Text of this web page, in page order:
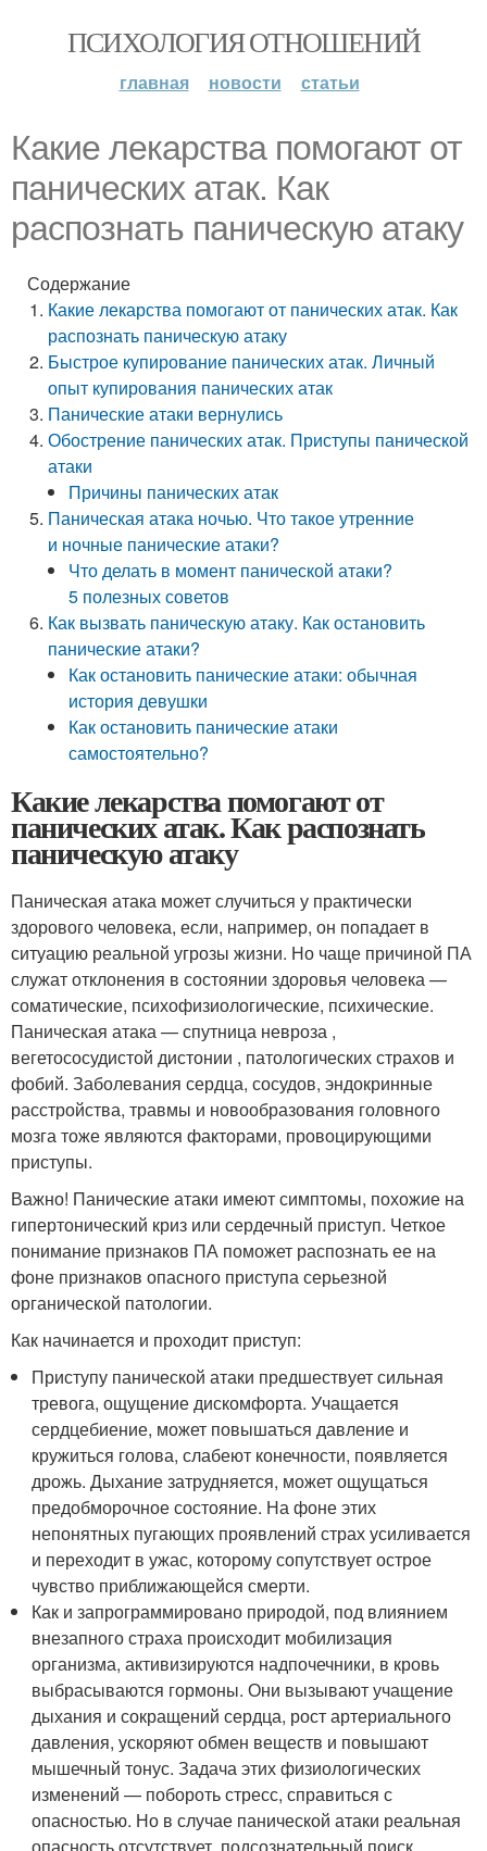
ПСИХОЛОГИЯ ОТНОШЕНИЙ
главная новости статьи
Какие лекарства помогают от
панических атак. Как
распознать паническую атаку
Содержание
Какие лекарства помогают от панических атак. Как
распознать паническую атаку
Быстрое купирование панических атак. Личный
опыт купирования панических атак
Панические атаки вернулись
Обострение панических атак. Приступы панической
атаки
Причины панических атак
Паническая атака ночью. Что такое утренние
и ночные панические атаки?
Что делать в момент панической атаки?
5 полезных советов
Как вызвать паническую атаку. Как остановить
панические атаки?
Как остановить панические атаки: обычная
история девушки
Как остановить панические атаки
самостоятельно?
Какие лекарства помогают от
панических атак. Как распознать
паническую атаку
Паническая атака может случиться у практически
здорового человека, если, например, он попадает в
ситуацию реальной угрозы жизни. Но чаще причиной ПА
служат отклонения в состоянии здоровья человека —
соматические, психофизиологические, психические.
Паническая атака — спутница невроза ,
вегетососудистой дистонии , патологических страхов и
фобий. Заболевания сердца, сосудов, эндокринные
расстройства, травмы и новообразования головного
мозга тоже являются факторами, провоцирующими
приступы.
Важно! Панические атаки имеют симптомы, похожие на
гипертонический криз или сердечный приступ. Четкое
понимание признаков ПА поможет распознать ее на
фоне признаков опасного приступа серьезной
органической патологии.
Как начинается и проходит приступ:
Приступу панической атаки предшествует сильная
тревога, ощущение дискомфорта. Учащается
сердцебиение, может повышаться давление и
кружиться голова, слабеют конечности, появляется
дрожь. Дыхание затрудняется, может ощущаться
предобморочное состояние. На фоне этих
непонятных пугающих проявлений страх усиливается
и переходит в ужас, которому сопутствует острое
чувство приближающейся смерти.
Как и запрограммировано природой, под влиянием
внезапного страха происходит мобилизация
организма, активизируются надпочечники, в кровь
выбрасываются гормоны. Они вызывают учащение
дыхания и сокращений сердца, рост артериального
давления, ускоряют обмен веществ и повышают
мышечный тонус. Задача этих физиологических
изменений — побороть стресс, справиться с
опасностью. Но в случае панической атаки реальная